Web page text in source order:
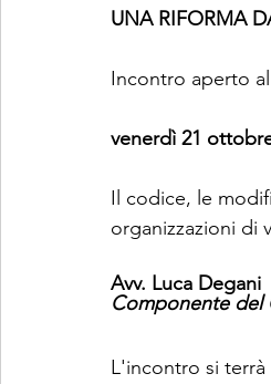
UNA RIFORMA
Incontro aperto al
venerdì 21
Il codice, le
organizzazioni di
Avv. Luca Degani
Componente del
L'incontro si terrà